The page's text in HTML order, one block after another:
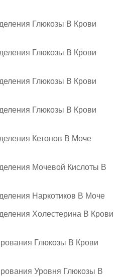
Глюкозы В Крови
Глюкозы В Крови
Глюкозы В Крови
Глюкозы В Крови
Кетонов В Моче
Мочевой Кислоты В
Наркотиков В Моче
Холестерина В Крови
Глюкозы В Крови
Уровня Глюкозы В